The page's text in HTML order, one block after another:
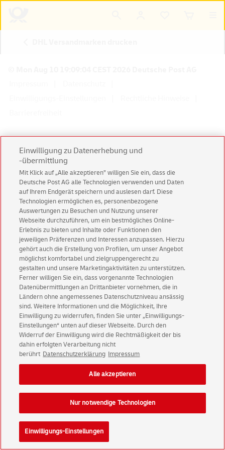
Konzern Karriere
Einwilligung zu Datenerhebung und
-übermittlung
Mit Klick auf „Alle akzeptieren” willigen Sie ein, dass die
Deutsche Post AG alle Technologien verwenden und Daten
auf Ihrem Endgerät speichern und auslesen darf. Diese
Technologien ermöglichen es, personenbezogene
Auswertungen zu Besuchen und Nutzung unserer
Webseite durchzuführen, um ein bestmögliches Online-
Erlebnis zu bieten und Inhalte oder Funktionen den
jeweiligen Präferenzen und Interessen anzupassen. Hierzu
gehört auch die Erstellung von Profilen, um unser Angebot
möglichst komfortabel und zielgruppengerecht zu
gestalten und unsere Marketingaktivitäten zu unterstützen.
Ferner willigen Sie ein, dass vorgenannte Technologien
Datenübermittlungen an Drittanbieter vornehmen, die in
Ländern ohne angemessenes Datenschutzniveau ansässig
sind. Weitere Informationen und die Möglichkeit, Ihre
Einwilligung zu widerrufen, finden Sie unter „Einwilligungs-
Einstellungen“ unten auf dieser Webseite. Durch den
Widerruf der Einwilligung wird die Rechtmäßigkeit der bis
dahin erfolgten Verarbeitung nicht
berührt Datenschutzerklärung Impressum
Einwilligungs-Einstellungen
Nur notwendige Technologien
Alle akzeptieren